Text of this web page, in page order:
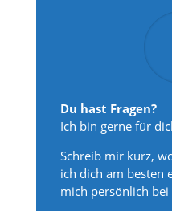
Du hast Fragen?
Ich bin gerne für
Schreib mir kurz,
ich dich am besten
mich persönlich bei